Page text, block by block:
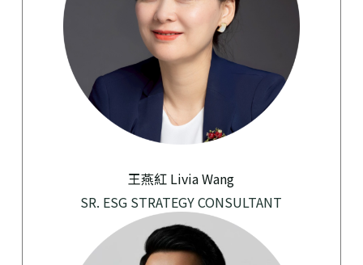
王燕紅 Livia Wang
SR. ESG STRATEGY CONSULTANT